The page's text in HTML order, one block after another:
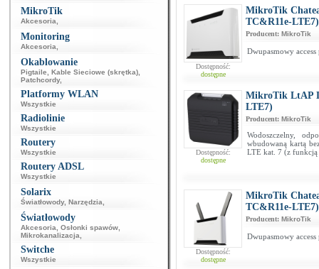
MikroTik
Akcesoria
Monitoring
Akcesoria
Okablowanie
Pigtaile Kable Sieciowe (skrętka)
Patchcordy,
Platformy WLAN
Wszystkie
Radiolinie
Wszystkie
Routery
Wszystkie
Routery ADSL
Wszystkie
Solarix
Światłowody, Narzędzia
Światłowody
Akcesoria Osłonki spawów
Mikrokanalizacja
Switche
Wszystkie
Dostępność:
dostępne
MikroTik
TC&R11e-LTE7)
Producent: MikroTik
Dwupasmowy
Dostępność:
dostępne
MikroTik LtAP
LTE7)
Producent: MikroTik
Wodoszczelny,
wbudowaną kartą
LTE kat. 7 (z funkcją
Dostępność:
dostępne
MikroTik
TC&R11e-LTE7)
Producent: MikroTik
Dwupasmowy